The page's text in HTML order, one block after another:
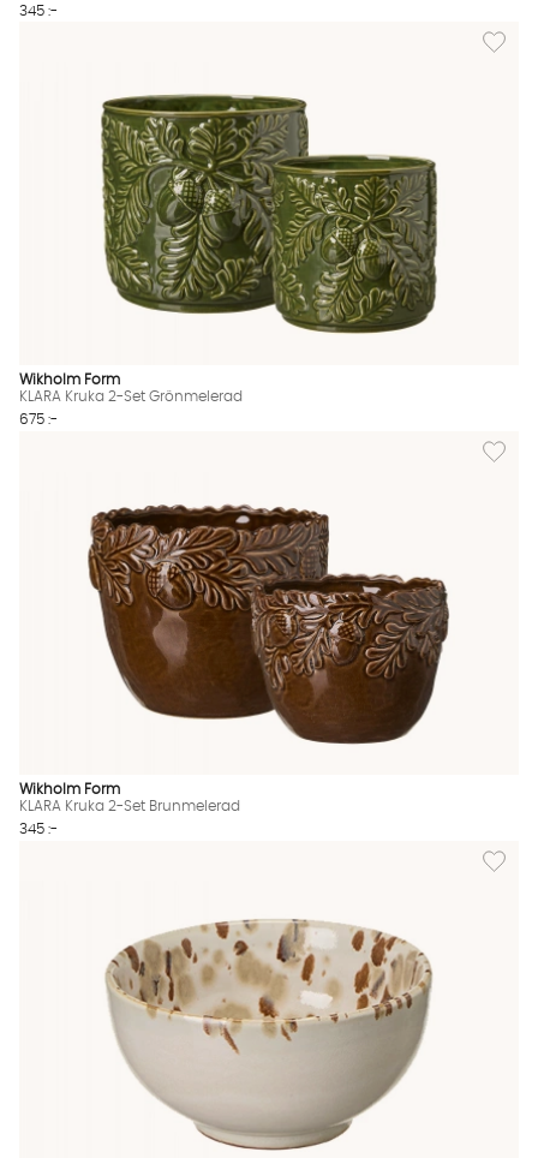
345 :-
Lägg
Wikholm Form
KLARA Kruka 2-Set Grönmelerad
675 :-
Lägg
Wikholm Form
KLARA Kruka 2-Set Brunmelerad
345 :-
Lägg